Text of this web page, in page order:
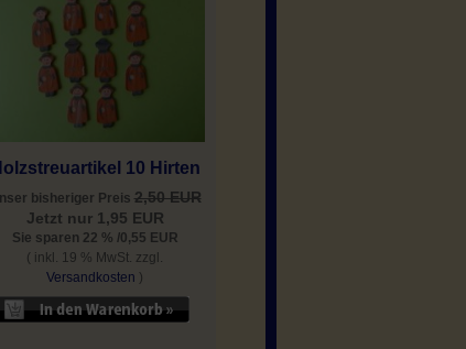
10 Hirten
bisheriger Preis 2,50 EUR
Jetzt nur 1,95 EUR
Sie sparen 22 % /0,55 EUR
( inkl. 19 % MwSt. zzgl.
Versandkosten )